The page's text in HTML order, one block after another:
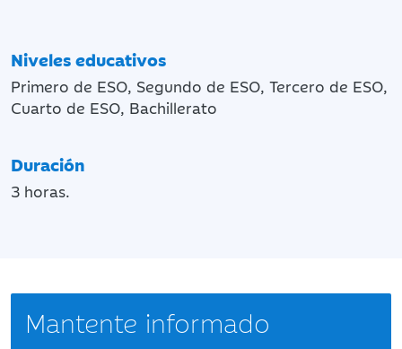
Niveles educativos
Primero de ESO, Segundo de ESO, Tercero de ESO,
Cuarto de ESO, Bachillerato
Duración
3 horas.
Mantente informado